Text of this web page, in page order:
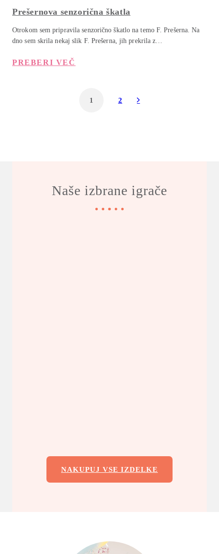
Prešernova senzorična škatla
Otrokom sem pripravila senzorično škatlo na temo F. Prešerna. Na
dno sem skrila nekaj slik F. Prešerna, jih prekrila z…
PREBERI VEČ
1 2
Naše izbrane igrače
NAKUPUJ VSE IZDELKE